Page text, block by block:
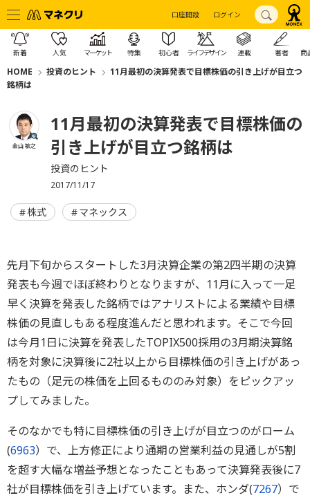
口座開設 ログイン
新着 人気 マーケット 特集 初心者 ライフデザイン 連載 著者 商
HOME 投資のヒント
11月最初の決算発表で目標株価の引き上げが目立つ
銘柄は
金山 敏之
11月最初の決算発表で目標株価の
引き上げが目立つ銘柄は
投資のヒント
2017/11/17
株式 マネックス
先月下旬からスタートした3月決算企業の第2四半期の決算
発表も今週でほぼ終わりとなりますが、11月に入って一足
早く決算を発表した銘柄ではアナリストによる業績や目標
株価の見直しもある程度進んだと思われます。そこで今回
は今月1日に決算を発表したTOPIX500採用の3月期決算銘
柄を対象に決算後に2社以上から目標株価の引き上げがあっ
たもの（足元の株価を上回るもののみ対象）をピックアッ
プしてみました。
そのなかでも特に目標株価の引き上げが目立つのがローム
(6963）で、上方修正により通期の営業利益の見通しが5割
を超す大幅な増益予想となったこともあって決算発表後に7
社が目標株価を引き上げています。また、ホンダ(7267）で